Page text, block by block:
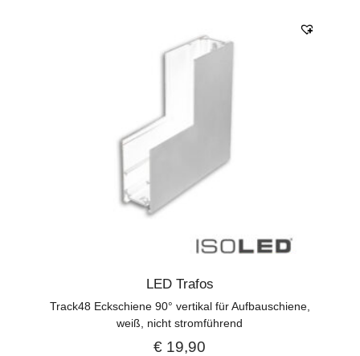
LED Trafos
Track48 Eckschiene 90° vertikal für Aufbauschiene,
weiß, nicht stromführend
€ 19,90